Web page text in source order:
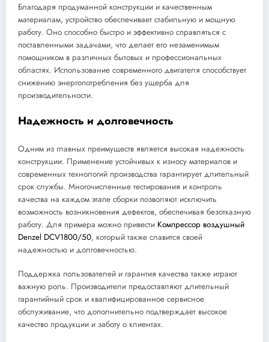
Благодаря продуманной конструкции и качественным
материалам, устройство обеспечивает стабильную и мощную
работу. Оно способно быстро и эффективно справляться с
поставленными задачами, что делает его незаменимым
помощником в различных бытовых и профессиональных
областях. Использование современного двигателя способствует
снижению энергопотребления без ущерба для
производительности.
Надежность и долговечность
Одним из главных преимуществ является высокая надежность
конструкции. Применение устойчивых к износу материалов и
современных технологий производства гарантирует длительный
срок службы. Многочисленные тестирования и контроль
качества на каждом этапе сборки позволяют исключить
возможность возникновения дефектов, обеспечивая безотказную
работу. Для примера можно привести Компрессор воздушный
Denzel DCV1800/50, который также славится своей
надежностью и долговечностью.
Поддержка пользователей и гарантия качества также играют
важную роль. Производители предоставляют длительный
гарантийный срок и квалифицированное сервисное
обслуживание, что дополнительно подтверждает высокое
качество продукции и заботу о клиентах.